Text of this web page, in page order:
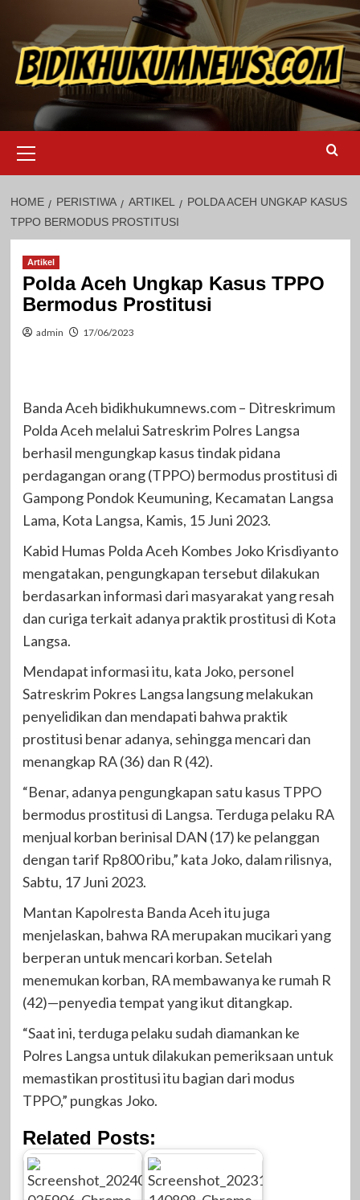
content
Menu
HOME PERISTIWA ARTIKEL
POLDA ACEH UNGKAP KASUS
TPPO BERMODUS PROSTITUSI
Artikel
Polda Aceh Ungkap Kasus TPPO
Bermodus Prostitusi
admin 17/06/2023
Banda Aceh bidikhukumnews.com – Ditreskrimum
Polda Aceh melalui Satreskrim Polres Langsa
berhasil mengungkap kasus tindak pidana
perdagangan orang (TPPO) bermodus prostitusi di
Gampong Pondok Keumuning, Kecamatan Langsa
Lama, Kota Langsa, Kamis, 15 Juni 2023.
Kabid Humas Polda Aceh Kombes Joko Krisdiyanto
mengatakan, pengungkapan tersebut dilakukan
berdasarkan informasi dari masyarakat yang resah
dan curiga terkait adanya praktik prostitusi di Kota
Langsa.
Mendapat informasi itu, kata Joko, personel
Satreskrim Pokres Langsa langsung melakukan
penyelidikan dan mendapati bahwa praktik
prostitusi benar adanya, sehingga mencari dan
menangkap RA (36) dan R (42).
“Benar, adanya pengungkapan satu kasus TPPO
bermodus prostitusi di Langsa. Terduga pelaku RA
menjual korban berinisal DAN (17) ke pelanggan
dengan tarif Rp800 ribu,” kata Joko, dalam rilisnya,
Sabtu, 17 Juni 2023.
Mantan Kapolresta Banda Aceh itu juga
menjelaskan, bahwa RA merupakan mucikari yang
berperan untuk mencari korban. Setelah
menemukan korban, RA membawanya ke rumah R
(42)—penyedia tempat yang ikut ditangkap.
“Saat ini, terduga pelaku sudah diamankan ke
Polres Langsa untuk dilakukan pemeriksaan untuk
memastikan prostitusi itu bagian dari modus
TPPO,” pungkas Joko.
Related Posts: